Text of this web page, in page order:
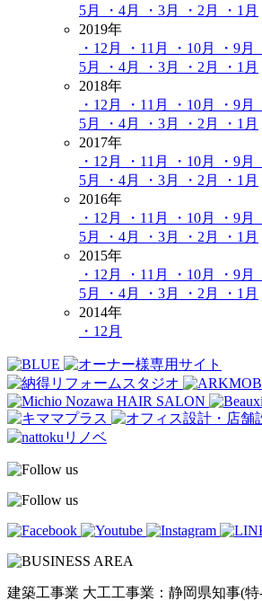
5月
・4月 ・3月 ・2月
・1月
2019年
・12月
・11月 ・10月 ・9月
5月
・4月 ・3月 ・2月
・1月
2018年
・12月
・11月 ・10月 ・9月
5月
・4月 ・3月 ・2月
・1月
2017年
・12月
・11月 ・10月 ・9月
5月
・4月 ・3月 ・2月
・1月
2016年
・12月
・11月 ・10月 ・9月
5月
・4月 ・3月 ・2月
・1月
2015年
・12月
・11月 ・10月 ・9月
5月
・4月 ・3月 ・2月
・1月
2014年
・12月
建築工事業 大工工事業：静岡県知事(